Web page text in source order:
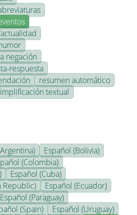
negación
respuesta
resumen automático
textual
Español (Bolivia)
(Colombia)
Español (Cuba)
Republic)
Español (Ecuador)
Español (Paraguay)
(Spain)
Español (Uruguay)